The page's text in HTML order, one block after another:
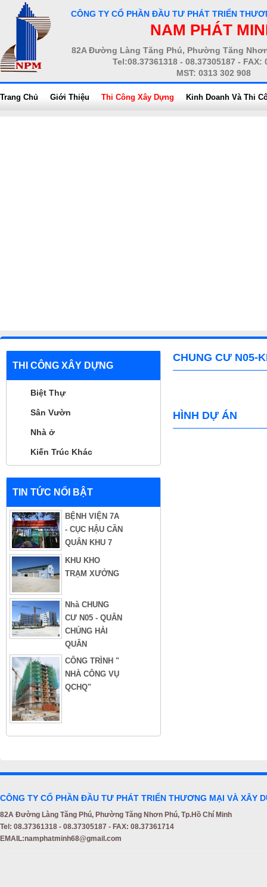
CÔNG TY CỔ PHẦN ĐẦU TƯ PHÁT TRIỂN
NAM PHÁT
82A Đường Làng Tăng Phú, Phường Tăng
Tel:08.37361318 - 08.37305187 - FAX:
MST: 0313 302 908
Trang Chủ Giới Thiệu Thi Công Xây Dựng Kinh Doanh Và Thi
THI CÔNG XÂY DỰNG
Biệt Thự
Sân Vườn
Nhà ở
Kiến Trúc Khác
TIN TỨC NỔI BẬT
BỆNH VIỆN 7A
- CỤC HẬU CẦN
QUÂN KHU 7
KHU KHO
TRẠM XƯỞNG
Nhà CHUNG
CƯ N05 - QUÂN
CHỦNG HẢI
QUÂN
CÔNG TRÌNH "
NHÀ CÔNG VỤ
QCHQ"
CHUNG CƯ N05-
HÌNH DỰ ÁN
CÔNG TY CỔ PHẦN ĐẦU TƯ PHÁT TRIỂN THƯƠNG MẠI VÀ XÂY
82A Đường Làng Tăng Phú, Phường Tăng Nhơn Phú, Tp.Hồ Chí Minh
Tel: 08.37361318 - 08.37305187 - FAX: 08.37361714
EMAIL:namphatminh68@gmail.com